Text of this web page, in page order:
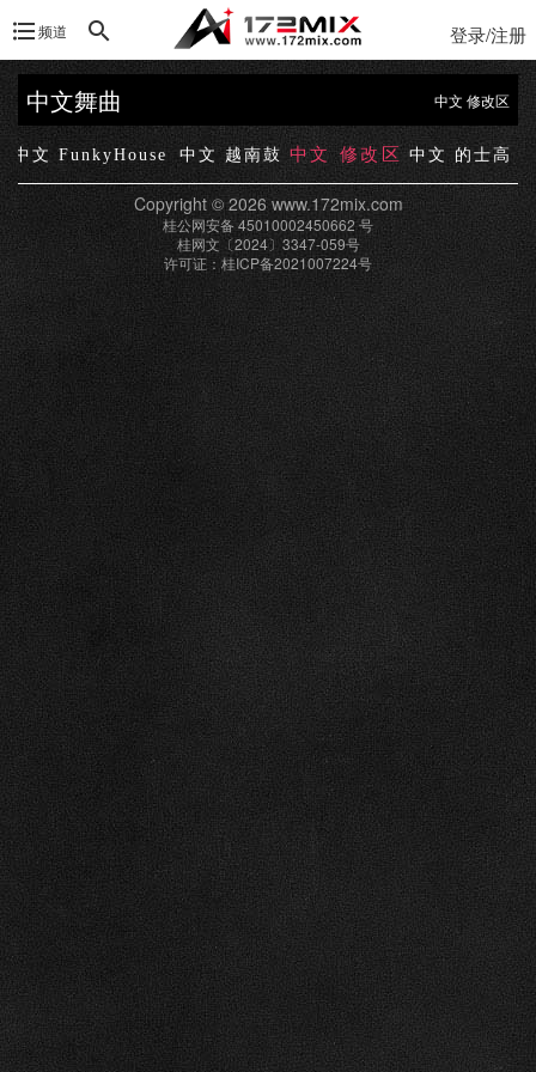
频道 登录/注册
中文舞曲 中文 修改区
中文 FunkyHouse 中文 越南鼓 中文 修改区 中文 的士高
Copyright © 2026 www.172mix.com
桂公网安备 45010002450662 号
桂网文〔2024〕3347-059号
许可证：桂ICP备2021007224号